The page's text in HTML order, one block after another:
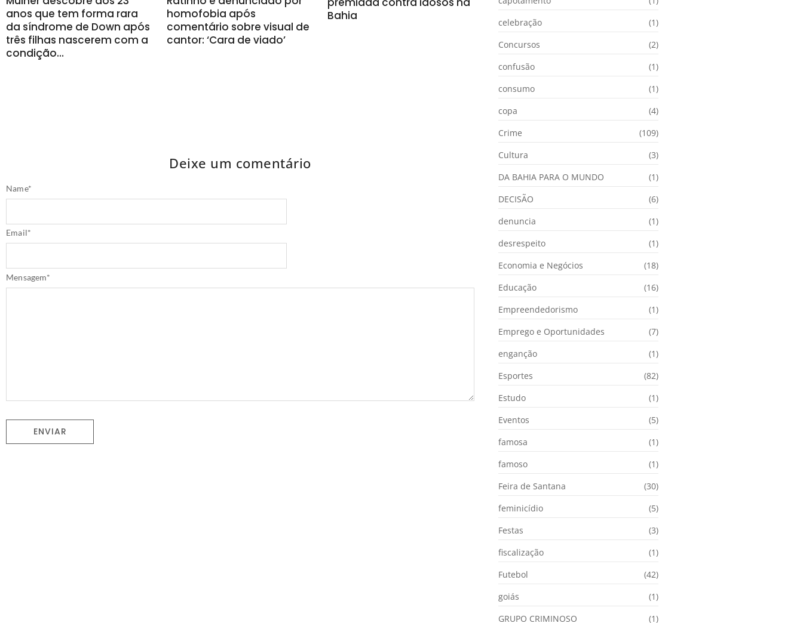
anos que tem forma rara
da síndrome de Down após
três filhas nascerem com a
condição…
homofobia após
comentário sobre visual de
cantor: ‘Cara de viado’
Bahia
Deixe um comentário
Name*
Email*
celebração
(1)
Concursos
(2)
confusão
(1)
consumo
(1)
copa
(4)
Crime
(109)
Cultura
(3)
DA BAHIA PARA O MUNDO
(1)
DECISÃO
(6)
denuncia
(1)
desrespeito
(1)
Economia e Negócios
(18)
Educação
(16)
Empreendedorismo
(1)
Emprego e Oportunidades
(7)
enganção
(1)
Esportes
(82)
Estudo
(1)
Eventos
(5)
famosa
(1)
famoso
(1)
Feira de Santana
(30)
feminicídio
(5)
Festas
(3)
fiscalização
(1)
Futebol
(42)
goiás
(1)
GRUPO CRIMINOSO
(1)